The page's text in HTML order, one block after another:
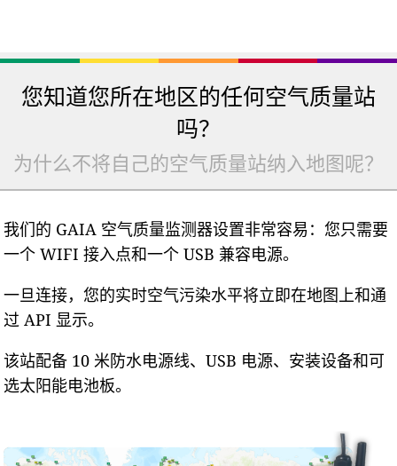
您知道您所在地区的任何空气质量站
吗？
为什么不将自己的空气质量站纳入地图呢？
我们的 GAIA 空气质量监测器设置非常容易：您只需要
一个 WIFI 接入点和一个 USB 兼容电源。
一旦连接，您的实时空气污染水平将立即在地图上和通
过 API 显示。
该站配备 10 米防水电源线、USB 电源、安装设备和可
选太阳能电池板。